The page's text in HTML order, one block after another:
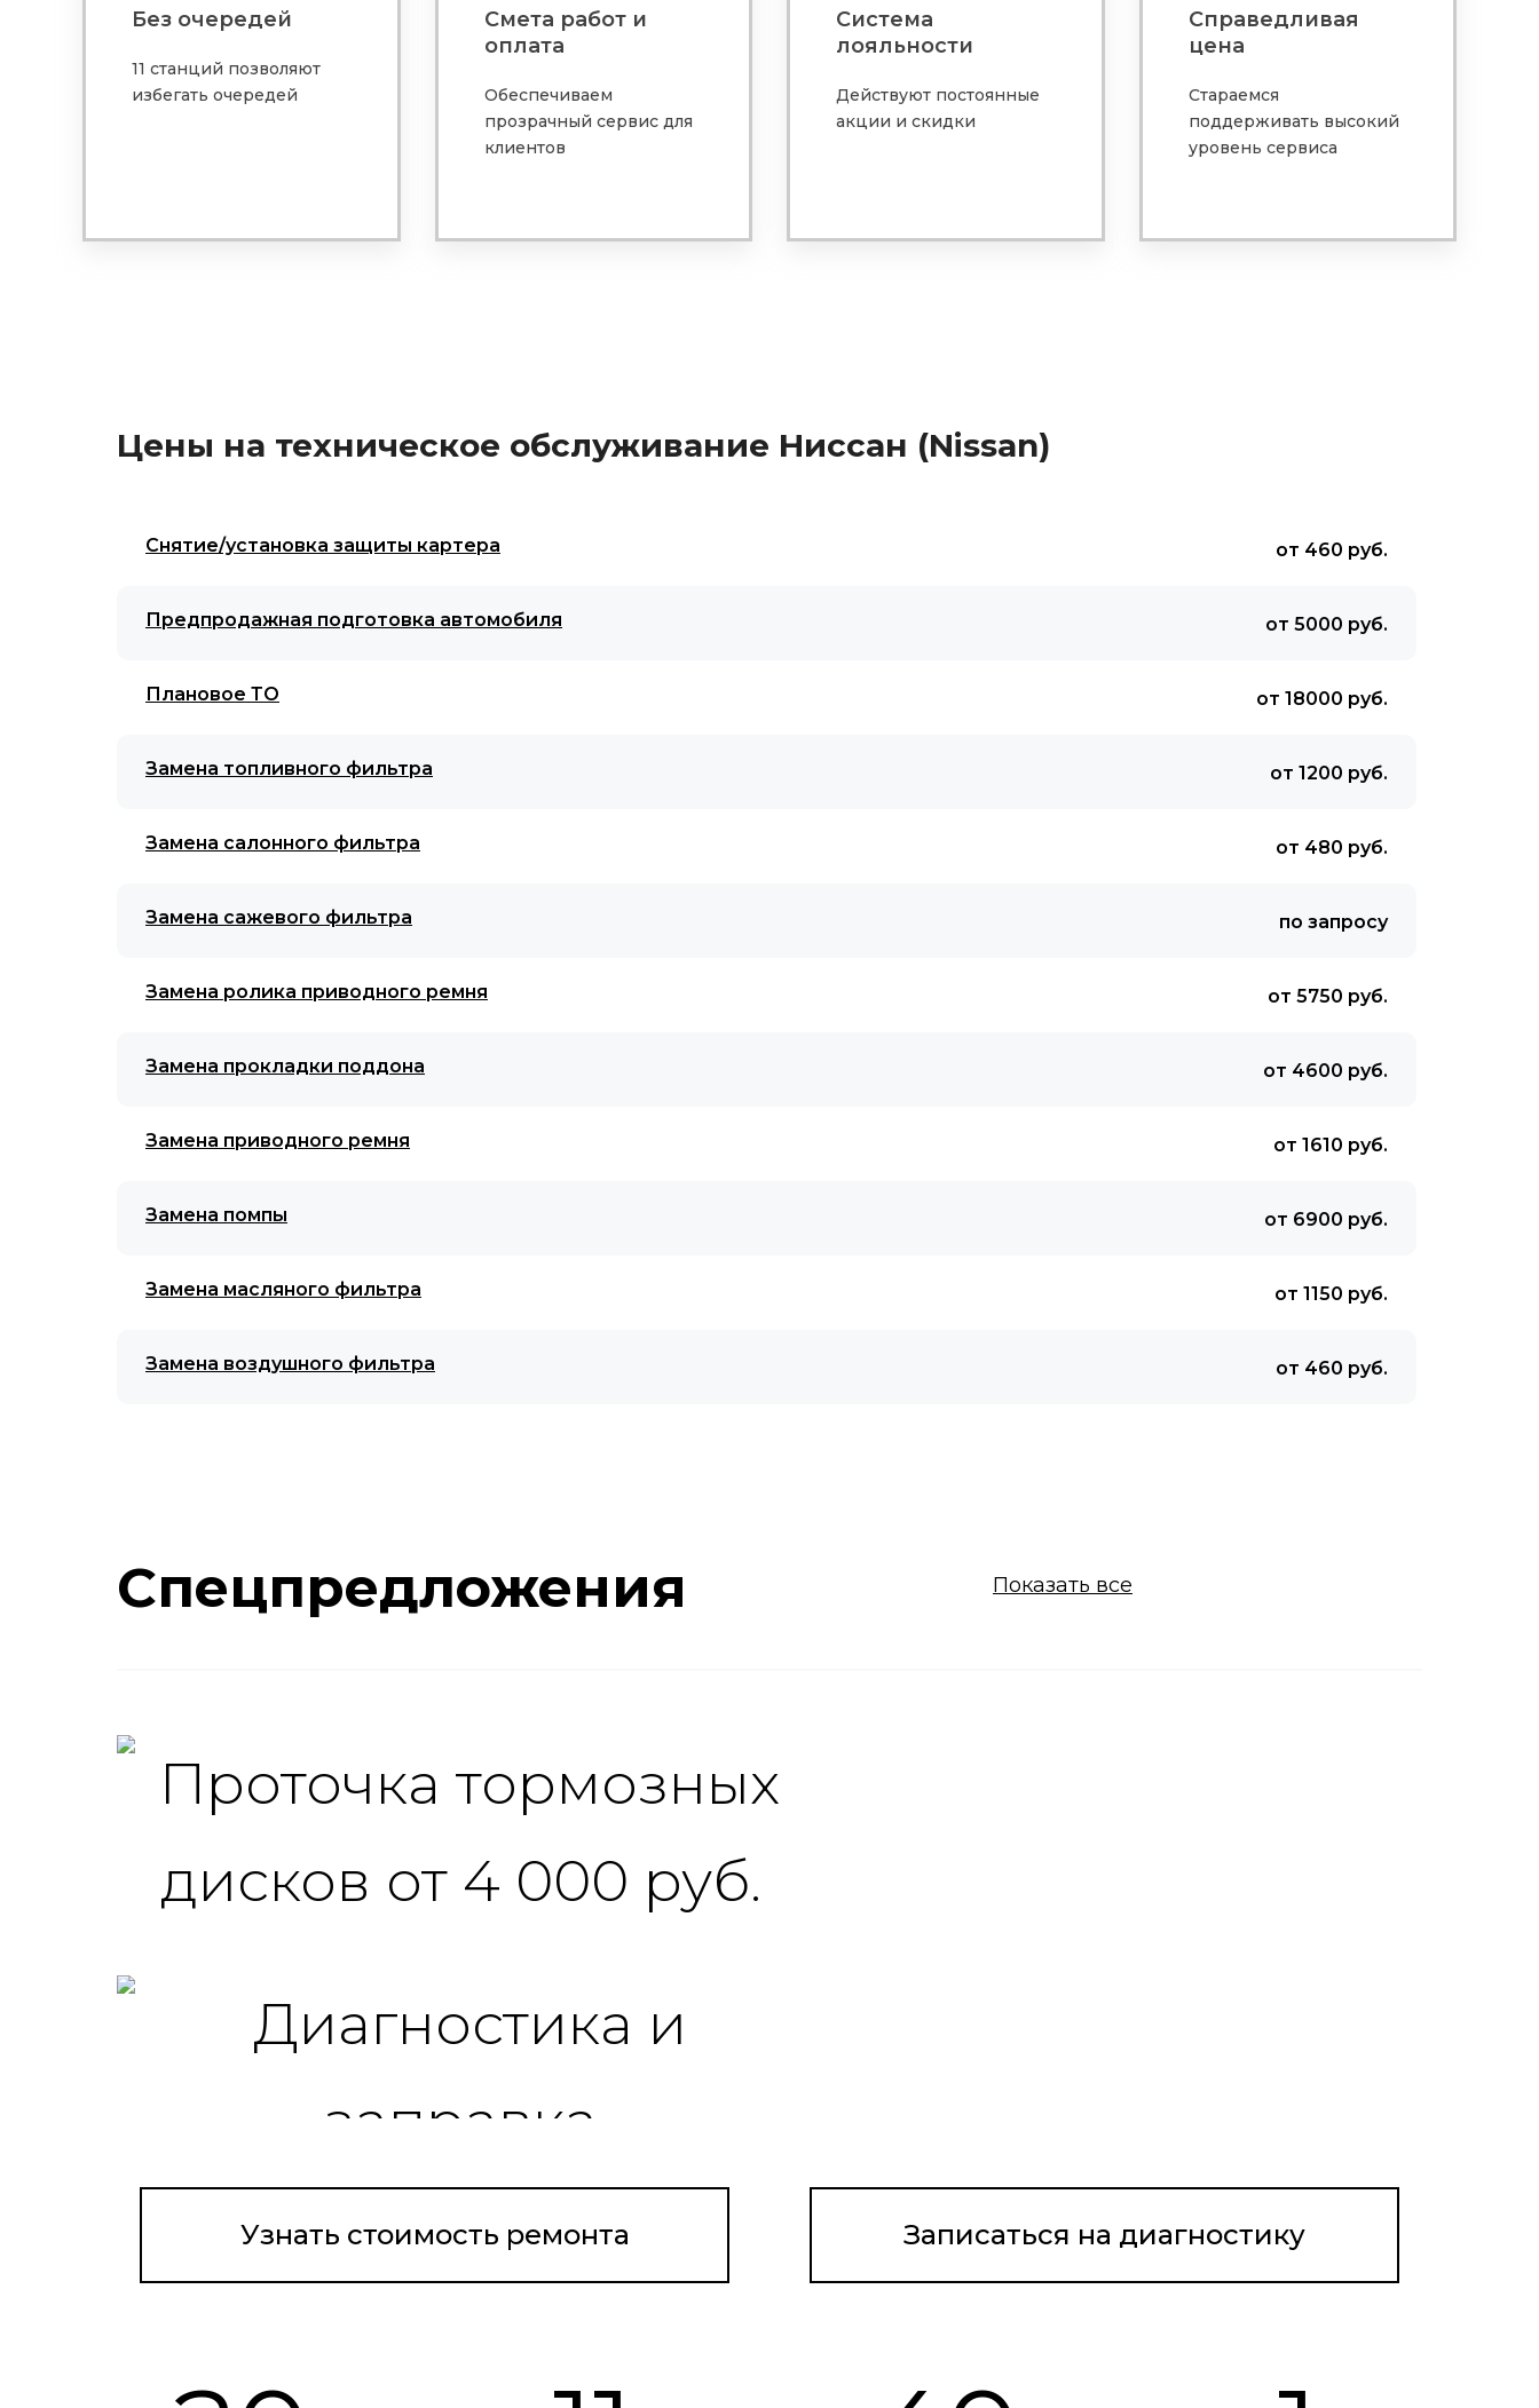
Без очередей
11 станций позволяют
избегать очередей
Смета работ и
оплата
Обеспечиваем
прозрачный сервис для
клиентов
Система
лояльности
Действуют постоянные
акции и скидки
Справедливая
цена
Стараемся
поддерживать высокий
уровень сервиса
Цены на техническое обслуживание Ниссан (Nissan)
Снятие/установка защиты картера от 460 руб.
Предпродажная подготовка автомобиля от 5000 руб.
Плановое ТО от 18000 руб.
Замена топливного фильтра от 1200 руб.
Замена салонного фильтра от 480 руб.
Замена сажевого фильтра по запросу
Замена ролика приводного ремня от 5750 руб.
Замена прокладки поддона от 4600 руб.
Замена приводного ремня от 1610 руб.
Замена помпы от 6900 руб.
Замена масляного фильтра от 1150 руб.
Замена воздушного фильтра от 460 руб.
Спецпредложения Показать все
Узнать стоимость ремонта Записаться на диагностику